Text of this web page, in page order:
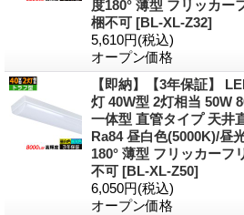
度180° 薄型 フリッカー
梱不可 [BL-XL-Z32]
5,610円(税込)
オープン価格
【即納】【3年保証】
灯 40W型 2灯相当 50W
一体型 直管タイプ 天井
Ra84 昼白色(5000K)/昼
180° 薄型 フリッカーフ
不可 [BL-XL-Z50]
6,050円(税込)
オープン価格